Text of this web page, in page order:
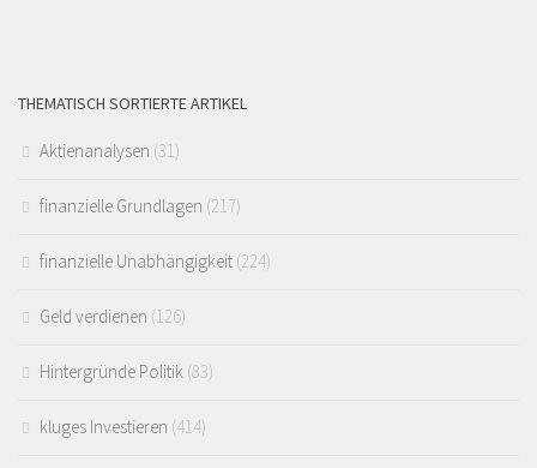
THEMATISCH SORTIERTE ARTIKEL
Aktienanalysen (31)
finanzielle Grundlagen (217)
finanzielle Unabhängigkeit (224)
Geld verdienen (126)
Hintergründe Politik (83)
kluges Investieren (414)